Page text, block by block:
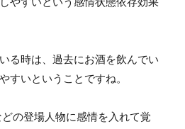
る時は、過去にお酒を飲んでい
すいということですね。
の登場人物に感情を入れて覚